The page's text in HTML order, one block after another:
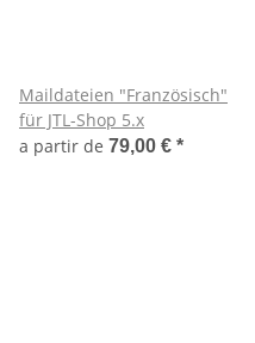
Maildateien "Französisch"
für JTL-Shop 5.x
a partir de 79,00 € *